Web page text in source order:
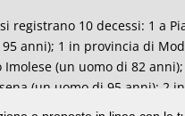
registrano 10 decessi: 1 a
anni); 1 in provincia di
Imolese (un uomo di 82
(un uomo di 95 anni); 2
nelle province di